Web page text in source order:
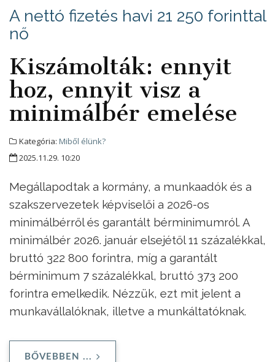
A nettó fizetés havi 21 250 forinttal
nő
Kiszámolták: ennyit
hoz, ennyit visz a
minimálbér emelése
Kategória: Miből élünk?
2025.11.29. 10:20
Megállapodtak a kormány, a munkaadók és a
szakszervezetek képviselői a 2026-os
minimálbérről és garantált bérminimumról. A
minimálbér 2026. január elsejétől 11 százalékkal,
bruttó 322 800 forintra, míg a garantált
bérminimum 7 százalékkal, bruttó 373 200
forintra emelkedik. Nézzük, ezt mit jelent a
munkavállalóknak, illetve a munkáltatóknak.
BŐVEBBEN ...